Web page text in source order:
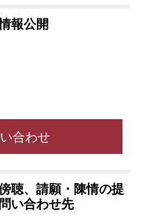
報公開
合わせ
聴、請願・陳情の提
い合わせ先